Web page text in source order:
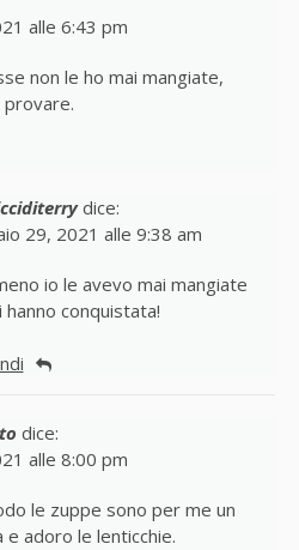
alle 6:43 pm
non le ho mai mangiate,
provare.
dice:
29, 2021 alle 9:38 am
io le avevo mai mangiate
hanno conquistata!
dice:
alle 8:00 pm
le zuppe sono per me un
e adoro le lenticchie.